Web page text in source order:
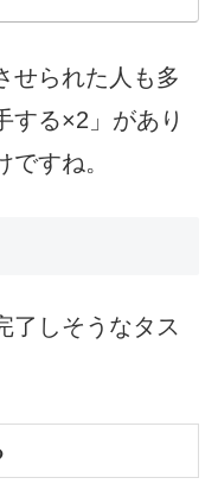
せられた人も多
する×2」があり
すね。
了しそうなタス